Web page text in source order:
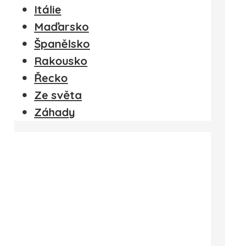
Itálie
Maďarsko
Španělsko
Rakousko
Řecko
Ze světa
Záhady